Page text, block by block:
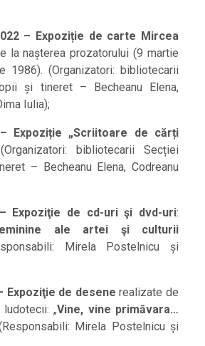
– Expoziție de carte Mircea
la nașterea prozatorului (9 martie
1986). (Organizatori: bibliotecarii
și tineret – Becheanu Elena,
Iulia);
Expoziție „Scriitoare de cărți
bibliotecarii Secției
– Becheanu Elena, Codreanu
Expoziţie de cd-uri şi dvd-uri:
ale artei şi culturii
Mirela Postelnicu și
Expoziţie de desene realizate de
„Vine, vine primăvara…
Mirela Postelnicu și